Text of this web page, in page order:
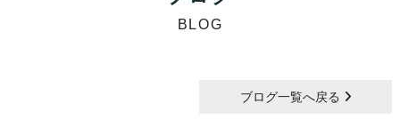
BLOG
ブログ一覧へ戻る